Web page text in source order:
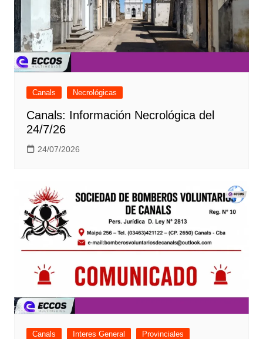
Canals Necrológicas
Canals: Información Necrológica del
24/7/26
24/07/2026
Canals Interes General Provinciales